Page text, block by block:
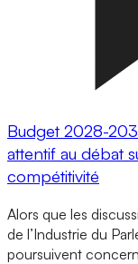
Budget 2028-
attentif au débat
compétitivité
Alors que les
de l’Industrie du
poursuivent